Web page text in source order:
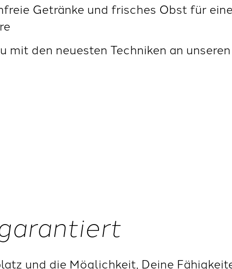
Getränke und frisches Obst für eine
mit den neuesten Techniken an unseren
und die Möglichkeit, Deine